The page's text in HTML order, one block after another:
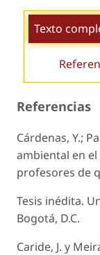
Texto
Referencias
Cárdenas, Y.;
ambiental en
profesores de
Tesis inédita.
Bogotá, D.C.
Caride, J. y